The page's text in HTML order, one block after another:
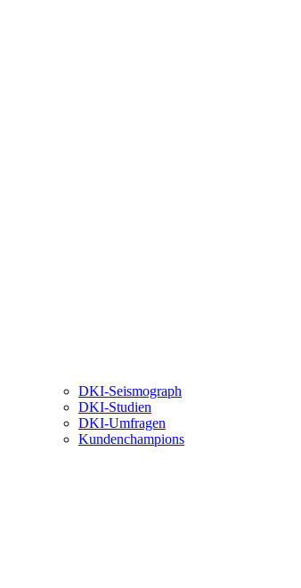
DKI-Seismograph
DKI-Studien
DKI-Umfragen
Kundenchampions